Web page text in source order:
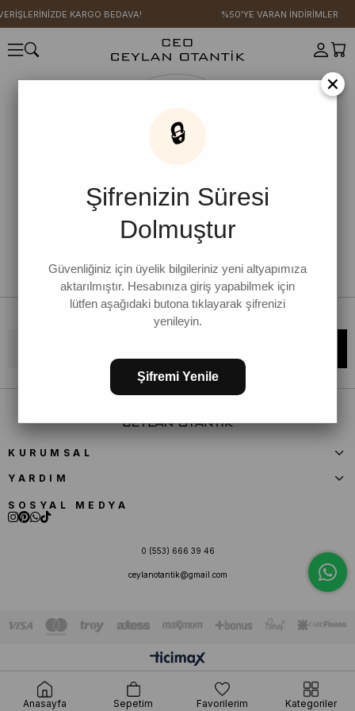
KARGO BEDAVA! %50'YE VARAN İNDİRİMLER
Bültene kaydolun, kampanya ve yenilikleri kaçırmayın!
KURUMSAL
YARDIM
SOSYAL MEDYA
0 (553) 666 39 46
ceylanotantik@gmail.com
×
🔒
Şifrenizin Süresi
Dolmuştur
Güvenliğiniz için üyelik bilgileriniz yeni altyapımıza
aktarılmıştır. Hesabınıza giriş yapabilmek için
lütfen aşağıdaki butona tıklayarak şifrenizi
yenileyin.
Şifremi Yenile
Anasayfa Sepetim Favorilerim Kategoriler